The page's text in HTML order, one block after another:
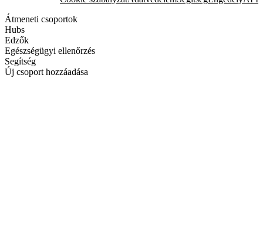
Átmeneti csoportok
Hubs
Edzők
Egészségügyi ellenőrzés
Segítség
Új csoport hozzáadása